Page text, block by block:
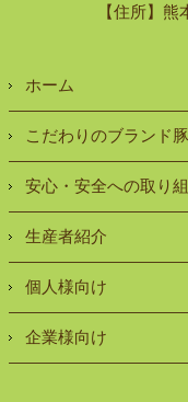
【住所】
ホーム
こだわりのブランド豚
安心・安全への取り
生産者紹介
個人様向け
企業様向け